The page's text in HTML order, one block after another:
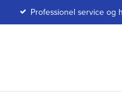
Professionel service og